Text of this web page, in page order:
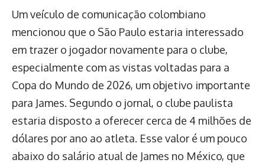
Um veículo de comunicação colombiano
mencionou que o São Paulo estaria interessado
em trazer o jogador novamente para o clube,
especialmente com as vistas voltadas para a
Copa do Mundo de 2026, um objetivo importante
para James. Segundo o jornal, o clube paulista
estaria disposto a oferecer cerca de 4 milhões de
dólares por ano ao atleta. Esse valor é um pouco
abaixo do salário atual de James no México, que